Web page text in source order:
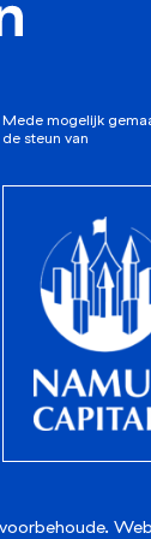
Mede mogelijk
de steun van